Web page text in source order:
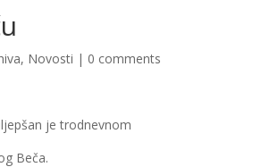
, Novosti | 0 comments
je trodnevnom
Beča.